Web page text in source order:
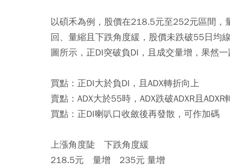
以碩禾為例，股價在218.5元至252元區間
回、量縮且下跌角度緩，股價未跌破55日均
圖所示，正DI突破負DI，且成交量增，果然
買點：正DI大於負DI，且ADX轉折向上
賣點：ADX大於55時，ADX跌破ADXR且ADXR
買點：正DI喇叭口收斂後再發散，可作加碼
上漲角度陡 下跌角度緩
218.5元 量增 235元 量增